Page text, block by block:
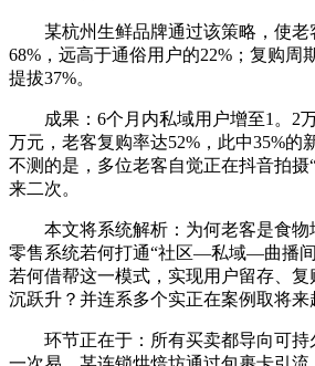
某杭州生鲜品牌通过该策略，使老
68%，远高于通俗用户的22%；复购周
提拔37%。
成果：6个月内私域用户增至1。2
万元，老客复购率达52%，此中35%的
不测的是，多位老客自觉正在抖音拍摄
来二次。
本文将系统解析：为何老客是食物
零售系统若何打通“社区—私域—曲播
若何借帮这一模式，实现用户留存、
沉跃升？并连系多个实正在案例取将来
环节正在于：所有买卖都导向可持